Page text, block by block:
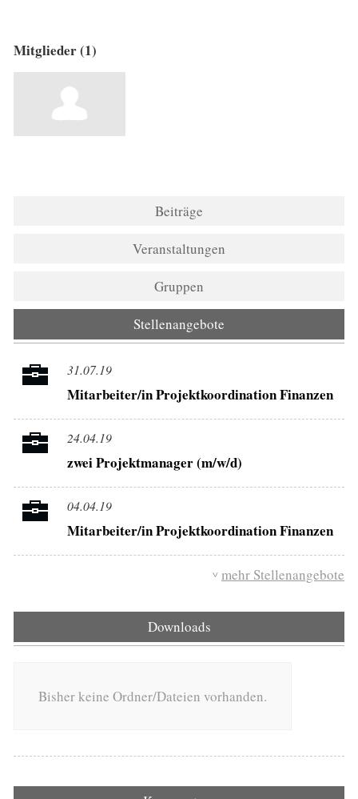
Mitglieder (1)
Beiträge
Veranstaltungen
Gruppen
Stellenangebote
31.07.19
Mitarbeiter/in Projektkoordination Finanzen
24.04.19
zwei Projektmanager (m/w/d)
04.04.19
Mitarbeiter/in Projektkoordination Finanzen
mehr Stellenangebote
Downloads
Bisher keine Ordner/Dateien vorhanden.